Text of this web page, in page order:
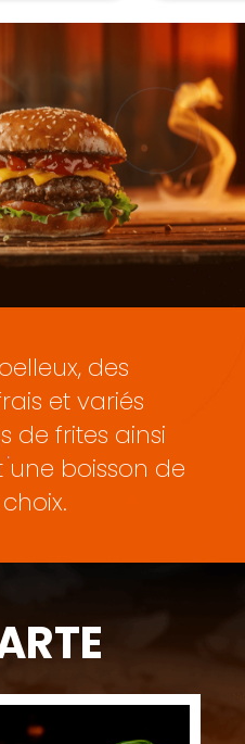
des
et variés
de frites ainsi
boisson de